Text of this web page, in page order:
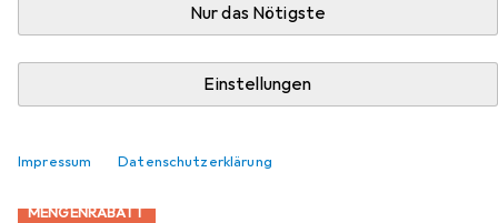
Nur das Nötigste
Einstellungen
Impressum Datenschutzerklärung
MENGENRABATT